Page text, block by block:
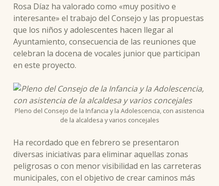
Rosa Díaz ha valorado como «muy positivo e
interesante» el trabajo del Consejo y las propuestas
que los niños y adolescentes hacen llegar al
Ayuntamiento, consecuencia de las reuniones que
celebran la docena de vocales junior que participan
en este proyecto.
Pleno del Consejo de la Infancia y la Adolescencia, con asistencia
de la alcaldesa y varios concejales
Ha recordado que en febrero se presentaron
diversas iniciativas para eliminar aquellas zonas
peligrosas o con menor visibilidad en las carreteras
municipales, con el objetivo de crear caminos más